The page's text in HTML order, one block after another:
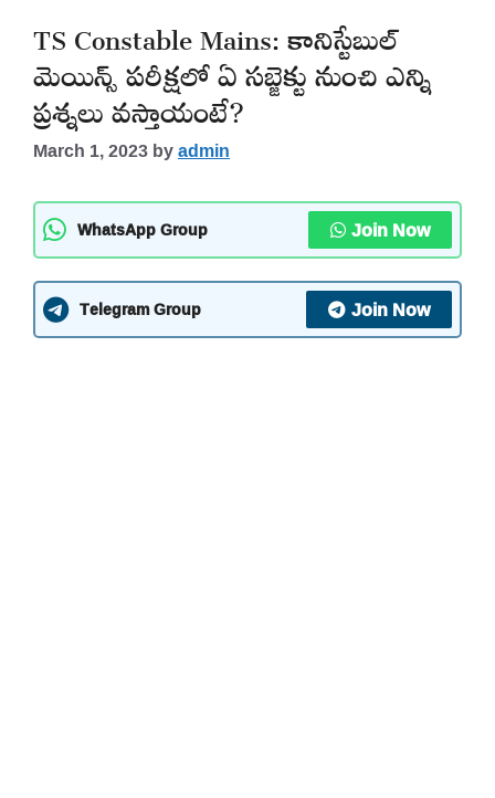
TS Constable Mains: కానిస్టేబుల్
మెయిన్స్ పరీక్షలో ఏ సబ్జెక్టు నుంచి ఎన్ని
ప్రశ్నలు వస్తాయంటే?
March 1, 2023byadmin
WhatsApp Group Join Now
Telegram Group Join Now